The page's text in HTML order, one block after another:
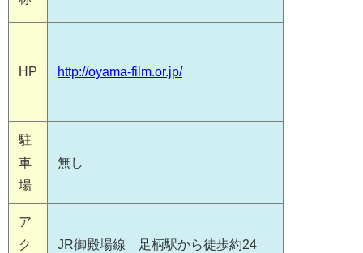
HP http://oyama-film.or.jp/
駐
車
場
無し
ア
ク
JR御殿場線 足柄駅から徒歩約24